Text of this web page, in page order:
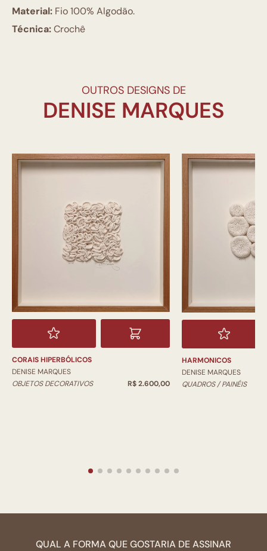
Material: Fio 100% Algodão.
Técnica:Crochê
OUTROS DESIGNS DE
CORAIS HIPERBÓLICOS
DENISE MARQUES
OBJETOS DECORATIVOS
R$ 2.600,00
HARMONICOS
DENISE MARQUES
QUADROS / PAINÉIS
QUAL A FORMA QUE GOSTARIA DE ASSINAR